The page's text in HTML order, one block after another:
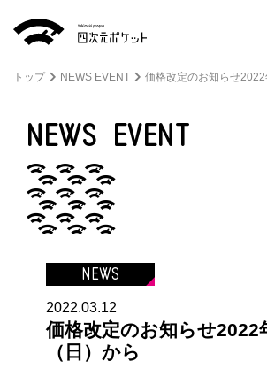
トップ NEWS EVENT 価格改定のお知らせ
NEWS EVENT
NEWS
2022.03.12
価格改定のお知らせ2022
（日）から